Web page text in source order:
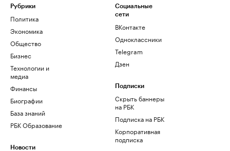
Рубрики
Политика
Экономика
Общество
Бизнес
Технологии и
медиа
Финансы
Биографии
База знаний
РБК Образование
Новости
Социальные
сети
ВКонтакте
Одноклассники
Telegram
Дзен
Подписки
Скрыть баннеры
на РБК
Подписка на РБК
Корпоративная
подписка